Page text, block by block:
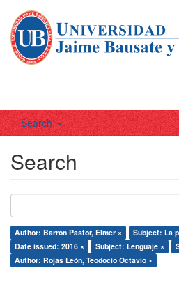
Search
Search
Author: Barrón Pastor, Elmer ×
Subject: La
Date issued: 2016 ×
Subject: Lenguaje ×
Author: Rojas León, Teodocio Octavio ×